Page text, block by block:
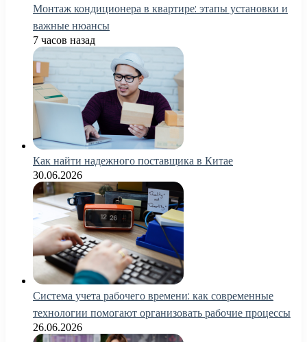
Монтаж кондиционера в квартире: этапы установки и
важные нюансы
7 часов назад
Как найти надежного поставщика в Китае
30.06.2026
Система учета рабочего времени: как современные
технологии помогают организовать рабочие процессы
26.06.2026